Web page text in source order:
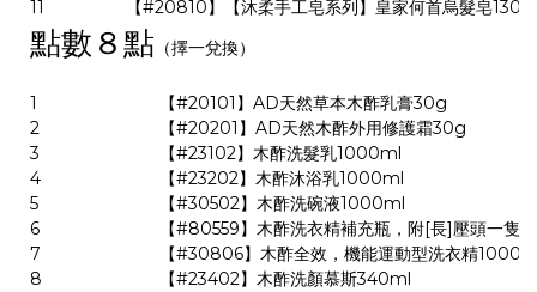
11 【#20810】【沐柔手工皂系列】皇家何首烏髮皂130g
點數８點 （擇一兌換）
1
【#20101】AD天然草本木酢乳膏30g
2
【#20201】AD天然木酢外用修護霜30g
3
【#23102】木酢洗髮乳1000ml
4
【#23202】木酢沐浴乳1000ml
5
【#30502】木酢洗碗液1000ml
6
【#80559】木酢洗衣精補充瓶，附[長]壓頭一隻
7
【#30806】木酢全效，機能運動型洗衣精
8
【#23402】木酢洗顏慕斯340ml